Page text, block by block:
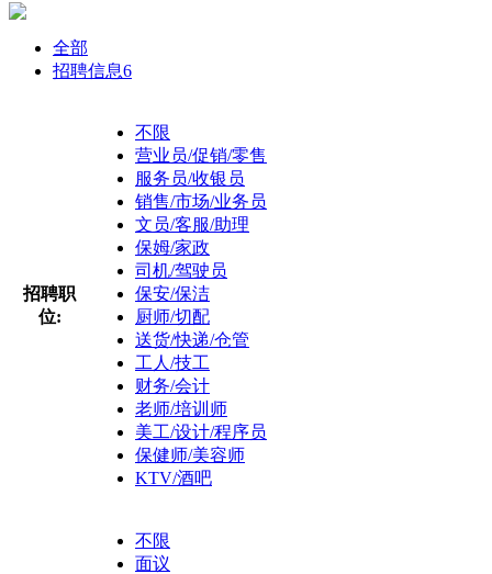
全部
招聘信息6
招聘职
位:
不限
营业员/促销/零售
服务员/收银员
销售/市场/业务员
文员/客服/助理
保姆/家政
司机/驾驶员
保安/保洁
厨师/切配
送货/快递/仓管
工人/技工
财务/会计
老师/培训师
美工/设计/程序员
保健师/美容师
KTV/酒吧
不限
面议